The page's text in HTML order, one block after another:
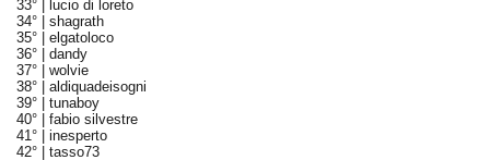
33° |
lucio di loreto
34° | shagrath
35° | elgatoloco
36° | dandy
37° | wolvie
38° | aldiquadeisogni
39° | tunaboy
40° | fabio silvestre
41° | inesperto
42° | tasso73